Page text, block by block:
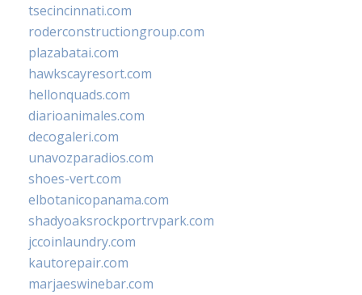
tsecincinnati.com
roderconstructiongroup.com
plazabatai.com
hawkscayresort.com
hellonquads.com
diarioanimales.com
decogaleri.com
unavozparadios.com
shoes-vert.com
elbotanicopanama.com
shadyoaksrockportrvpark.com
jccoinlaundry.com
kautorepair.com
marjaeswinebar.com